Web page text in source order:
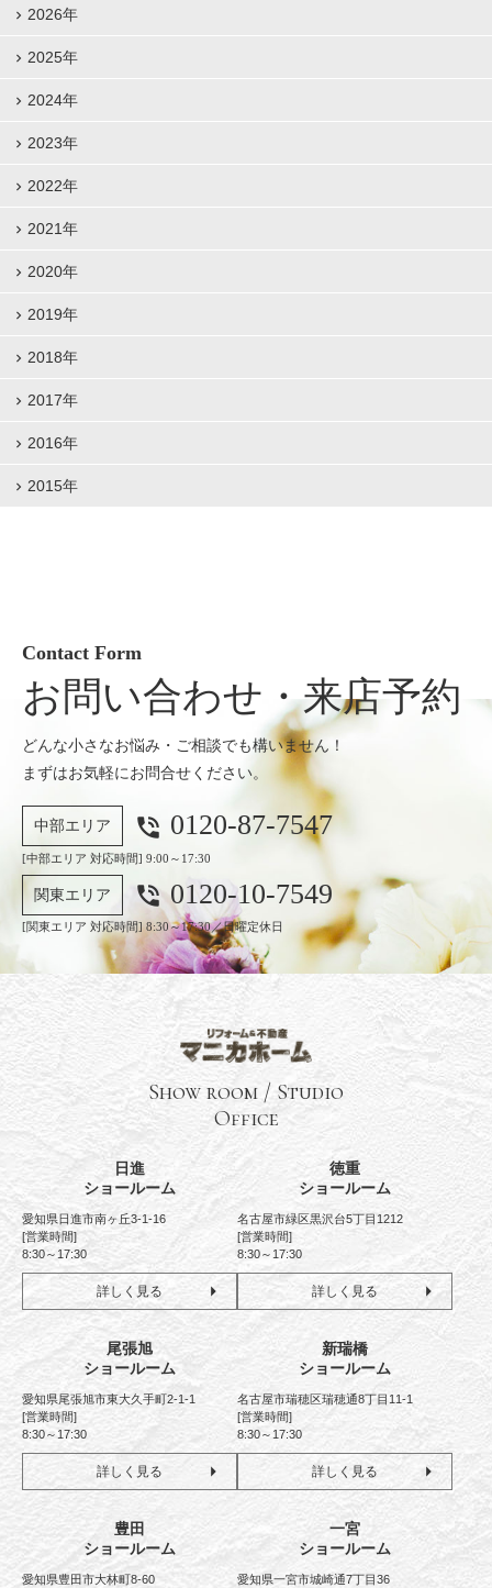
2026年
2025年
2024年
2023年
2022年
2021年
2020年
2019年
2018年
2017年
2016年
2015年
Contact Form
お問い合わせ・来店予約
どんな小さなお悩み・ご相談でも構いません！
まずはお気軽にお問合せください。
中部エリア phone_in_talk 0120-87-7547
[中部エリア 対応時間] 9:00～17:30
関東エリア phone_in_talk 0120-10-7549
[関東エリア 対応時間] 8:30～17:30／日曜定休日
Show room / Studio
Office
日進
ショールーム
愛知県日進市南ヶ丘3-1-16
[営業時間]
8:30～17:30
詳しく見る
徳重
ショールーム
名古屋市緑区黒沢台5丁目1212
[営業時間]
8:30～17:30
詳しく見る
尾張旭
ショールーム
愛知県尾張旭市東大久手町2-1-1
[営業時間]
8:30～17:30
詳しく見る
新瑞橋
ショールーム
名古屋市瑞穂区瑞穂通8丁目11-1
[営業時間]
8:30～17:30
詳しく見る
豊田
ショールーム
愛知県豊田市大林町8-60
一宮
ショールーム
愛知県一宮市城崎通7丁目36